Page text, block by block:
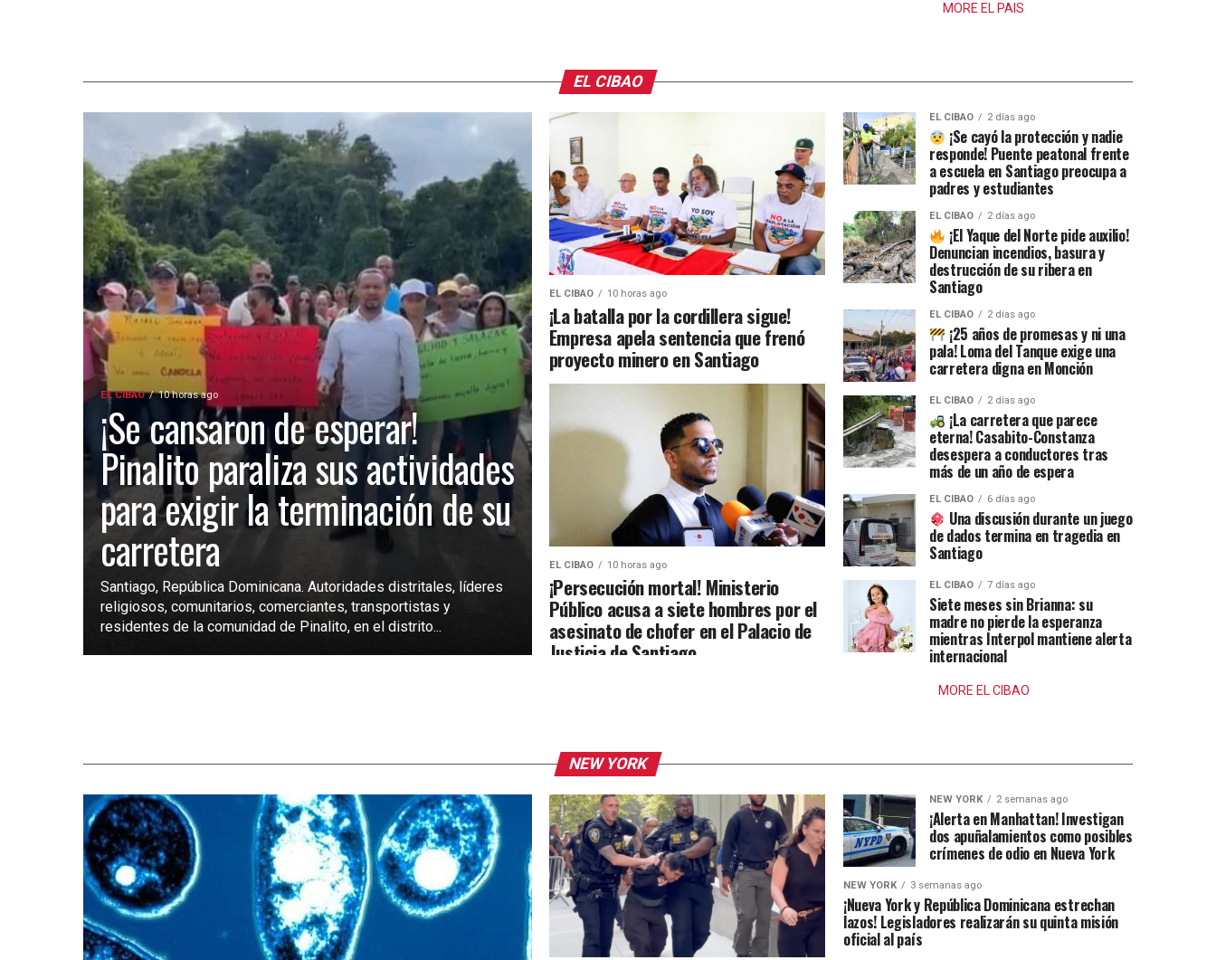
MORE EL PAIS
EL CIBAO
EL CIBAO 10 horas ago
¡Se cansaron de esperar!
Pinalito paraliza sus actividades
para exigir la terminación de su
carretera
Santiago, República Dominicana. Autoridades distritales, líderes
religiosos, comunitarios, comerciantes, transportistas y
residentes de la comunidad de Pinalito, en el distrito...
EL CIBAO 10 horas ago
¡La batalla por la cordillera sigue!
Empresa apela sentencia que frenó
proyecto minero en Santiago
EL CIBAO 10 horas ago
¡Persecución mortal! Ministerio
Público acusa a siete hombres por el
asesinato de chofer en el Palacio de
Justicia de Santiago
EL CIBAO 2 días ago
¡Se cayó la protección y nadie
responde! Puente peatonal frente
a escuela en Santiago preocupa a
padres y estudiantes
EL CIBAO 2 días ago
¡El Yaque del Norte pide auxilio!
Denuncian incendios, basura y
destrucción de su ribera en
Santiago
EL CIBAO 2 días ago
¡25 años de promesas y ni una
pala! Loma del Tanque exige una
carretera digna en Monción
EL CIBAO 2 días ago
¡La carretera que parece
eterna! Casabito-Constanza
desespera a conductores tras
más de un año de espera
EL CIBAO 6 días ago
Una discusión durante un juego
de dados termina en tragedia en
Santiago
EL CIBAO 7 días ago
Siete meses sin Brianna: su
madre no pierde la esperanza
mientras Interpol mantiene alerta
internacional
MORE EL CIBAO
NEW YORK
NEW YORK 2 semanas ago
¡Alerta en Manhattan! Investigan
dos apuñalamientos como posibles
crímenes de odio en Nueva York
NEW YORK 3 semanas ago
¡Nueva York y República Dominicana estrechan
lazos! Legisladores realizarán su quinta misión
oficial al país